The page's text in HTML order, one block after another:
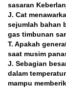
sasaran
J. Cat
sejumlah bahan
gas timbunan
T. Apakah
saat musim
J. Sebagian
dalam
mampu